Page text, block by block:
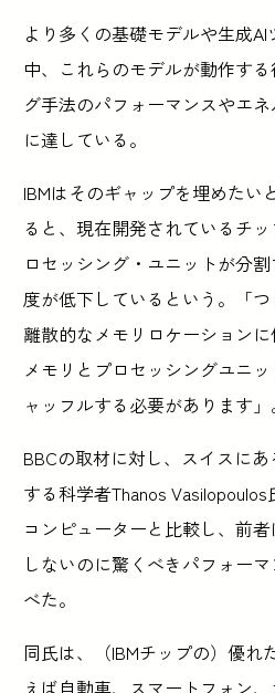
より多くの基礎モデルや生成
中、これらのモデルが動作す
グ手法のパフォーマンスやエ
に達している。
IBMはそのギャップを埋めたい
ると、現在開発されているチ
ロセッシング・ユニットが分
度が低下しているという。「つ
離散的なメモリロケーション
メモリとプロセッシングユニ
ャッフルする必要があります」
BBCの取材に対し、スイスに
する科学者Thanos
コンピューターと比較し、前
しないのに驚くべきパフォー
べた。
同氏は、（IBMチップの）優れ